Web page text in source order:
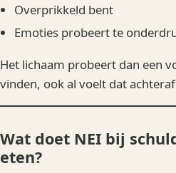
Overprikkeld bent
Emoties probeert te
Het lichaam probeert dan een
vinden, ook al voelt dat
Wat doet NEI bij
eten?